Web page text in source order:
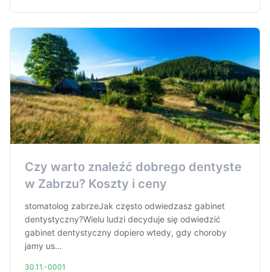
Czy warto znaleźć dobrego dentyste
w Zabrzu? Koszty i ceny
stomatolog zabrzeJak często odwiedzasz gabinet
dentystyczny?Wielu ludzi decyduje się odwiedzić
gabinet dentystyczny dopiero wtedy, gdy choroby
jamy us...
30.11.-0001